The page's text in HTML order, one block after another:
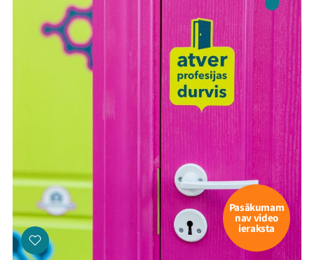
Pasākumam
nav video
ieraksta